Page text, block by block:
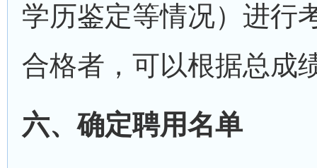
学历鉴定等情况）进行
合格者，可以根据总成
六、确定聘用名单